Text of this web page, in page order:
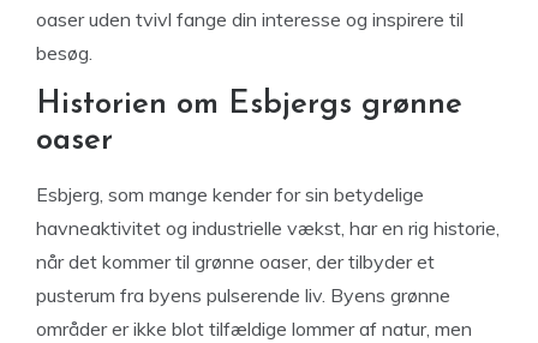
oaser uden tvivl fange din interesse og inspirere til
besøg.
Historien om Esbjergs grønne
oaser
Esbjerg, som mange kender for sin betydelige
havneaktivitet og industrielle vækst, har en rig historie,
når det kommer til grønne oaser, der tilbyder et
pusterum fra byens pulserende liv. Byens grønne
områder er ikke blot tilfældige lommer af natur, men